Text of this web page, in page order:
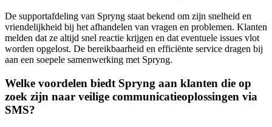
De supportafdeling van Spryng staat bekend om zijn snelheid en
vriendelijkheid bij het afhandelen van vragen en problemen. Klanten
melden dat ze altijd snel reactie krijgen en dat eventuele issues vlot
worden opgelost. De bereikbaarheid en efficiënte service dragen bij
aan een soepele samenwerking met Spryng.
Welke voordelen biedt Spryng aan klanten die op
zoek zijn naar veilige communicatieoplossingen via
SMS?